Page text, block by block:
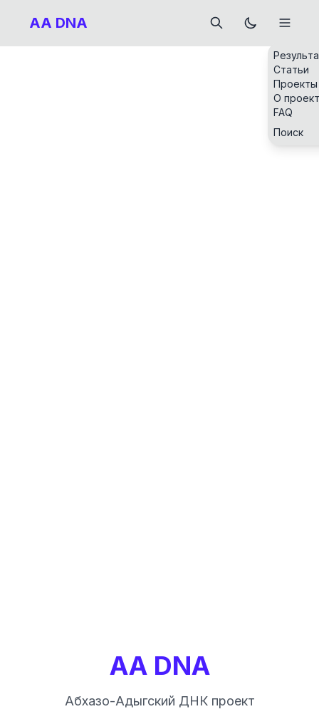
AA DNA
Статьи
Проекты
О
FAQ
Поиск
AA DNA
Абхазо-Адыгский ДНК проект